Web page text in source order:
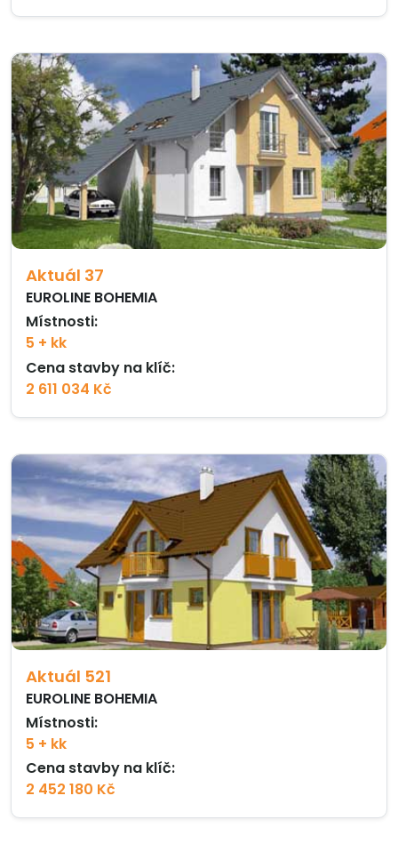
Aktuál 37
EUROLINE BOHEMIA
Místnosti:
5 + kk
Cena stavby na klíč:
2 611 034 Kč
Aktuál 521
EUROLINE BOHEMIA
Místnosti:
5 + kk
Cena stavby na klíč:
2 452 180 Kč